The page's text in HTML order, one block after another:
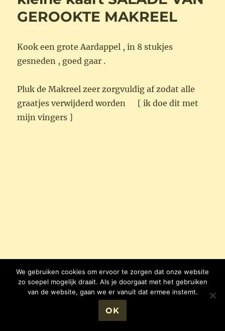
goede Mayonaise , een koffiel. Mosterd en
enkele fijngesneden Augurkjes en Uitjes .
Kruid uit de molen Kenia van Lidl : Zout/
Citroen/ Rozemarijn . Rasp een Limoentje en
gebruik het sap ook . Tenslotte meng je er nog
etc….
We gebruiken cookies om ervoor te zorgen dat onze website
zo soepel mogelijk draait. Als je doorgaat met het gebruiken
van de website, gaan we er vanuit dat ermee instemt.
OK